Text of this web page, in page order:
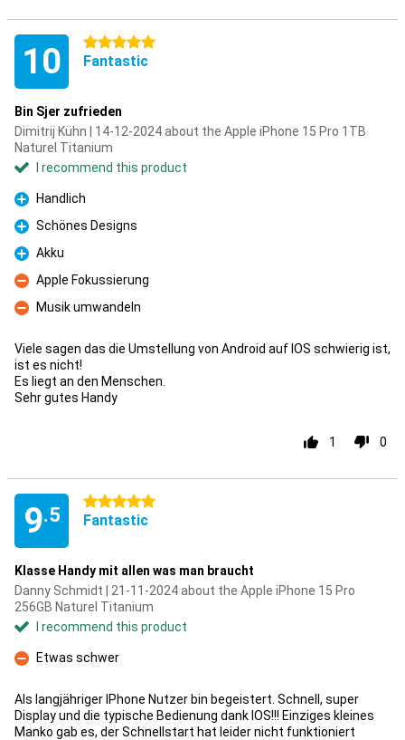
10 5 stars
Fantastic
Bin Sjer zufrieden
Dimitrij Kühn | 14-12-2024 about the Apple iPhone 15 Pro 1TB
Naturel Titanium
I recommend this product
Pro
Handlich
Pro
Schönes Designs
Pro
Akku
Con
Apple Fokussierung
Con
Musik umwandeln
Viele sagen das die Umstellung von Android auf IOS schwierig ist,
ist es nicht!
Es liegt an den Menschen.
Sehr gutes Handy
1 0
9.5
5 stars
Fantastic
Klasse Handy mit allen was man braucht
Danny Schmidt | 21-11-2024 about the Apple iPhone 15 Pro
256GB Naturel Titanium
I recommend this product
Con
Etwas schwer
Als langjähriger IPhone Nutzer bin begeistert. Schnell, super
Display und die typische Bedienung dank IOS!!! Einziges kleines
Manko gab es, der Schnellstart hat leider nicht funktioniert